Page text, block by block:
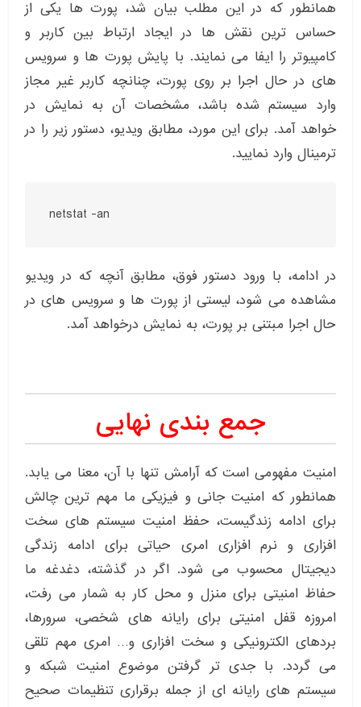
همانطور که در این مطلب بیان شد، پورت ها یکی از
حساس ترین نقش ها در ایجاد ارتباط بین کاربر و
کامپیوتر را ایفا می نمایند. با پایش پورت ها و سرویس
های در حال اجرا بر روی پورت، چنانچه کاربر غیر مجاز
وارد سیستم شده باشد، مشخصات آن به نمایش در
خواهد آمد. برای این مورد، مطابق ویدیو، دستور زیر را در
ترمینال وارد نمایید.
netstat -an
در ادامه، با ورود دستور فوق، مطابق آنچه که در ویدیو
مشاهده می شود، لیستی از پورت ها و سرویس های در
حال اجرا مبتنی بر پورت، به نمایش درخواهد آمد.
جمع بندی نهایی
امنیت مفهومی است که آرامش تنها با آن، معنا می یابد.
همانطور که امنیت جانی و فیزیکی ما مهم ترین چالش
برای ادامه زندگیست، حفظ امنیت سیستم های سخت
افزاری و نرم افزاری امری حیاتی برای ادامه زندگی
دیجیتال محسوب می شود. اگر در گذشته، دغدغه ما
حفاظ امنیتی برای منزل و محل کار به شمار می رفت،
امروزه قفل امنیتی برای رایانه های شخصی، سرورها،
بردهای الکترونیکی و سخت افزاری و… امری مهم تلقی
می گردد. با جدی تر گرفتن موضوع امنیت شبکه و
سیستم های رایانه ای از جمله برقراری تنظیمات صحیح